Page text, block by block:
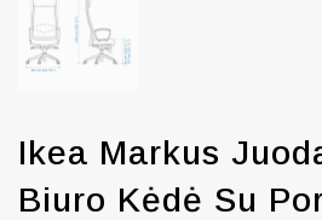
Ikea Markus
Biuro Kėdė Su